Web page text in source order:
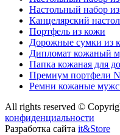
Настольный набор
Канцелярский
Портфель из кожи
Дорожные сумки из
Дипломат кожаный
Папка кожаная для
Премиум портфели
Ремни кожаные
All rights reserved ©
конфиденциальности
Разработка сайта it&Store